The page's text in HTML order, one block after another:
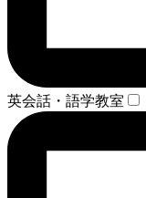
英会話・語学教室